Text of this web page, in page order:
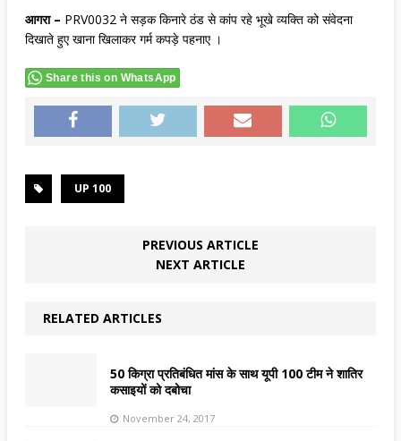
आगरा – PRV0032 ने सड़क किनारे ठंड से कांप रहे भूखे व्यक्ति को संवेदना
दिखाते हुए खाना खिलाकर गर्म कपड़े पहनाए ।
Share this on WhatsApp
UP 100
PREVIOUS ARTICLE
NEXT ARTICLE
RELATED ARTICLES
50 किग्रा प्रतिबंधित मांस के साथ यूपी 100 टीम ने शातिर
कसाइयों को दबोचा
November 24, 2017